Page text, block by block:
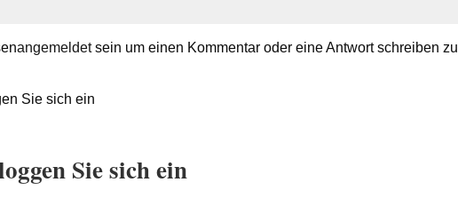
angemeldetsein um einen Kommentar oder eine Antwort schreiben zu
Sie sich ein
Sie sich ein